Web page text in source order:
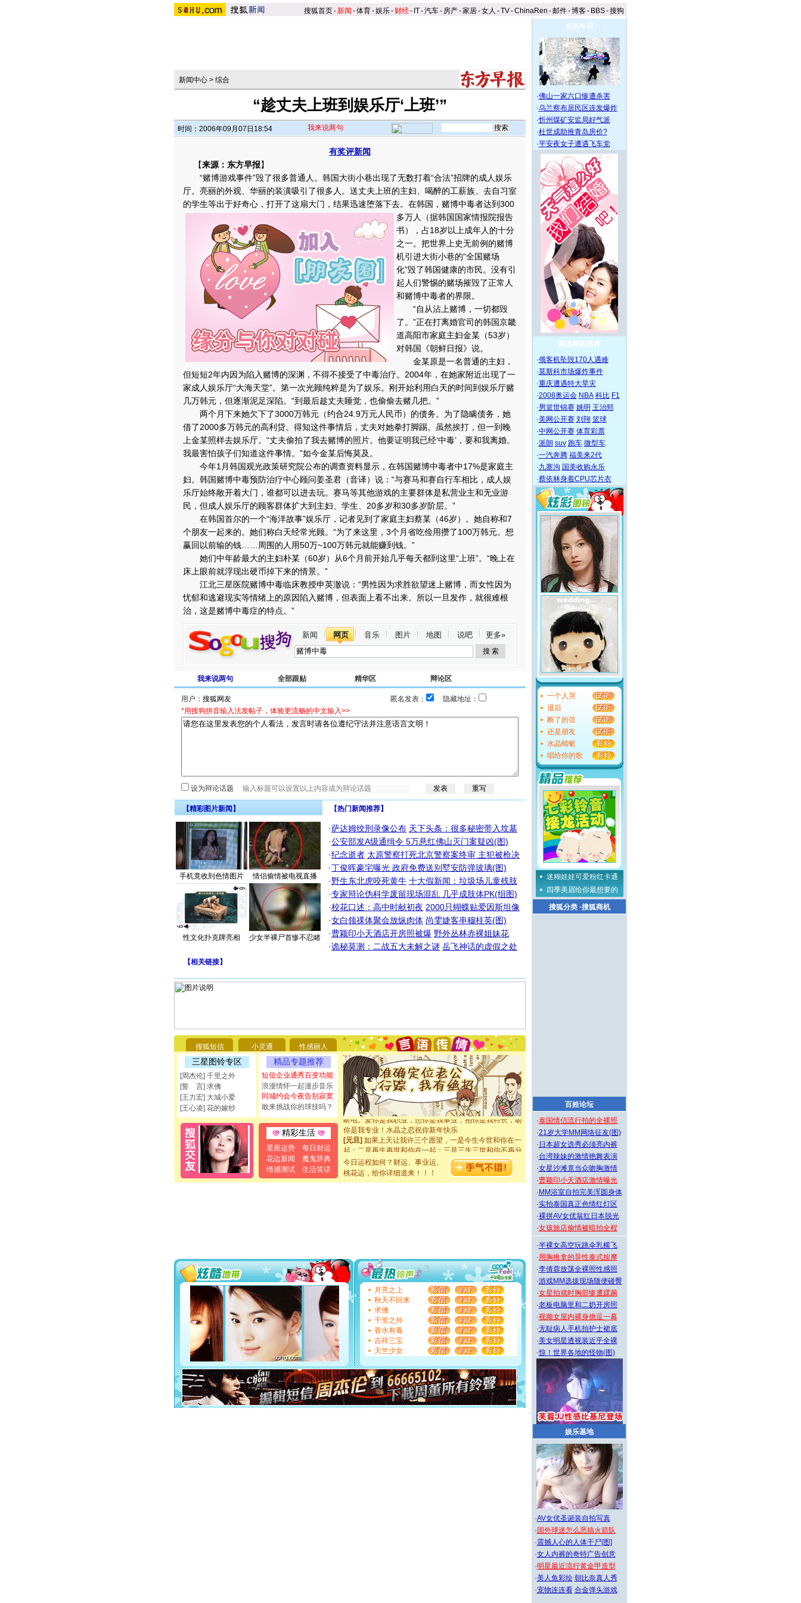
搜狐首页-新闻 -体育-娱乐- 财经- IT-汽车- 房产-家居-女人 -TV-ChinaRen -邮件-博客- BBS-搜狗
新闻中心 > 综合
“趁丈夫上班到娱乐厅‘上班’”
时间：2006年09月07日18:54 我来说两句
有奖评新闻
【来源：东方早报】
“赌博游戏事件”毁了很多普通人。韩国大街小巷出现了无数打着“合法”招牌的成人娱乐
厅。亮丽的外观、华丽的装潢吸引了很多人。送丈夫上班的主妇、喝醉的工薪族、去自习室
的学生等出于好奇心，打开了这扇大门，结果迅速堕落下去。 在韩国，赌博中毒者达到300
多万人（据韩国国家情报院报告
书），占18岁以上成年人的十分
之一。把世界上史无前例的赌博
机引进大街小巷的“全国赌场
化”毁了韩国健康的市民。没有引
起人们警惕的赌场摧毁了正常人
和赌博中毒者的界限。
“自从沾上赌博，一切都毁
了。”正在打离婚官司的韩国京畿
道高阳市家庭主妇金某（53岁）
对韩国《朝鲜日报》说。
金某原是一名普通的主妇，
但短短2年内因为陷入赌博的深渊，不得不接受了中毒治疗。2004年，在她家附近出现了一
家成人娱乐厅“大海天堂”。第一次光顾纯粹是为了娱乐。刚开始利用白天的时间到娱乐厅赌
几万韩元，但逐渐泥足深陷。“到最后趁丈夫睡觉，也偷偷去赌几把。”
两个月下来她欠下了3000万韩元（约合24.9万元人民币）的债务。为了隐瞒债务，她
借了2000多万韩元的高利贷。得知这件事情后，丈夫对她拳打脚踢。虽然挨打，但一到晚
上金某照样去娱乐厅。“丈夫偷拍了我去赌博的照片。他要证明我已经‘中毒’，要和我离婚。
我最害怕孩子们知道这件事情。”如今金某后悔莫及。
今年1月韩国观光政策研究院公布的调查资料显示，在韩国赌博中毒者中17%是家庭主
妇。韩国赌博中毒预防治疗中心顾问姜圣君（音译）说：“与赛马和赛自行车相比，成人娱
乐厅始终敞开着大门，谁都可以进去玩。赛马等其他游戏的主要群体是私营业主和无业游
民，但成人娱乐厅的顾客群体扩大到主妇、学生、20多岁和30多岁阶层。”
在韩国首尔的一个“海洋故事”娱乐厅，记者见到了家庭主妇蔡某（46岁）。她自称和7
个朋友一起来的。她们称白天经常光顾。“为了来这里，3个月省吃俭用攒了100万韩元。想
赢回以前输的钱……周围的人用50万~100万韩元就能赚到钱。”
她们中年龄最大的主妇朴某（60岁）从6个月前开始几乎每天都到这里“上班”。“晚上在
床上眼前就浮现出硬币掉下来的情景。”
江北三星医院赌博中毒临床教授申英澈说：“男性因为求胜欲望迷上赌博，而女性因为
忧郁和逃避现实等情绪上的原因陷入赌博，但表面上看不出来。所以一旦发作，就很难根
治，这是赌博中毒症的特点。”
新闻 网页 音乐 图片 地图 说吧 更多»
我来说两句 全部跟贴 精华区 辩论区
用户： 匿名发表：
隐藏地址：
*用搜狗拼音输入法发帖子，体验更流畅的中文输入>>
设为辩论话题
【精彩图片新闻】
手机竟收到色情图片 情侣偷情被电视直播
性文化扑克牌亮相 少女半裸尸首惨不忍睹
【热门新闻推荐】
·萨达姆绞刑录像公布 天下头条：很多秘密带入坟墓
·公安部发A级通缉令 5万悬红佛山灭门案疑凶(图)
·纪念逝者 太原警察打死北京警察案终审 主犯被枪决
·丁俊晖豪宅曝光 政府免费送别墅安防弹玻璃(图)
·野生东北虎咬死黄牛 十大假新闻：垃圾场儿童残肢
·专家辩论伪科学废留现场混乱 几乎成肢体PK(组图)
·校花口述：高中时献初夜 2000只蝴蝶贴爱因斯坦像
·女白领祼体聚会放纵肉体 尚雯婕客串穆桂英(图)
·曹颖印小天酒店开房照被爆 野外丛林赤裸姐妹花
·诡秘莫测：二战五大未解之谜 岳飞神话的虚假之处
【相关链接】
搜狐短信 小灵通 性感丽人
三星图铃专区
[周杰伦] 千里之外
[誓 言] 求佛
[王力宏] 大城小爱
[王心凌] 花的嫁纱
精品专题推荐
短信企业通秀百变功能
浪漫情怀一起漫步音乐
同城约会今夜告别寂寞
敢来挑战你的球技吗？
精彩生活
星座运势
每日财运
花边新闻
魔鬼辞典
情感测试
生活笑话
要平安！千万要知足！千万不要忘记我！
[圣诞节]不只这样的日子才会想起你,而是这样的日子才
能正大光明地骚扰你,告诉你,圣诞要快乐!新年要快乐!天天
都要快乐噢!
[圣诞节]奉上一颗祝福的心,在这个特别的日子里,愿幸福,
如意,快乐,鲜花,一切美好的祝愿与你同在.圣诞快乐!
[元旦]看到你我会触电；看不到你我要充电；没有你我会
断电。爱你是我职业，想你是我事业，抱你是我特长，吻
你是我专业！水晶之恋祝你新年快乐
[元旦]如果上天让我许三个愿望，一是今生今世和你在一
起；二是再生再世和你在一起；三是三生三世和你不再分
离。水晶之恋祝你新年快乐
[元旦]当我狠下心扭头离去那一刻，你在我身后无助地哭
泣，这痛楚让我明白我多么爱你。我转身抱住你：这猪不
卖了。水晶之恋祝你新年快乐。
你太多，只有给你五千万：千万快乐！千万要健康！千万
要平安！千万要知足！千万不要忘记我！
[圣诞节]
不只这样的日子才会想起你,而是这样的日子才
能正大光明地骚扰你,告诉你,圣诞要快乐!新年要快乐!天天
都要快乐噢!
[圣诞节]
奉上一颗祝福的心,在这个特别的日子里,愿幸福,
如意,快乐,鲜花,一切美好的祝愿与你同在.圣诞快乐!
[元旦]
看到你我会触电；看不到你我要充电；没有你我会
断电。爱你是我职业，想你是我事业，抱你是我特长，吻
你是我专业！水晶之恋祝你新年快乐
[元旦]如果上天让我许三个愿望，一是今生今世和你在一
起；二是再生再世和你在一起；三是三生三世和你不再分
离。水晶之恋祝你新年快乐
[元旦]当我狠下心扭头离去那一刻，你在我身后无助地哭
泣，这痛楚让我明白我多么爱你。我转身抱住你：这猪不
今日运程如何？财运、事业运、
桃花运，给你详细道来！！！
月亮之上
秋天不回来
求佛
千里之外
香水有毒
吉祥三宝
天竺少女
点击今日
·佛山一家六口惨遭杀害
·乌兰察布居民区连发爆炸
·忻州煤矿安监局好气派
·杜世成助推青岛房价?
·平安夜女子遭遇飞车党
频道精彩推荐
·俄客机坠毁170人遇难
·莫斯科市场爆炸事件
·重庆遭遇特大旱灾
·2008奥运会 NBA 科比 F1
·男篮世锦赛 姚明 王治郅
·美网公开赛 刘翔 篮球
·中网公开赛 体育彩票
·派朗 suv 跑车 微型车
·一汽奔腾 福美来2代
·九寨沟 国美收购永乐
·蔡依林身着CPU芯片衣
一个人哭
退后
断了的弦
还是朋友
水晶蜻蜓
唱给你的歌
迷糊娃娃可爱粉红卡通
四季美眉给你最想要的
搜狐分类·搜狐商机
百姓论坛
·泰国情侣流行拍的全裸照
·21岁大学MM网络征友(图)
· 日本超女选秀必须亮内裤
·台湾辣妹的激情艳舞表演
·女星沙滩竟当众吻胸激情
·曹颖印小天酒店激情曝光
· MM浴室自拍完美浑圆身体
·实拍泰国真正色情红灯区
·裸拼AV女优翁红日本脱光
·女孩旅店偷情被暗拍全程
·半裸女高空玩跳伞乳横飞
·用胸推拿的异性泰式按摩
·李倩蓉放荡全裸照性感照
·游戏MM选拔现场随便碰臀
·女星拍戏时胸部惨遭蹂躏
·老板电脑里和二奶开房照
·视频女屋内裸身挑逗一幕
·无耻病人手机拍护士裙底
·美女明星透视装近乎全裸
·惊！世界各地的怪物(图)
娱乐基地
·AV女优圣诞装自拍写真
· 国外球迷怎么恶搞火箭队
·震撼人心的人体干尸[图]
·女人内裤的奇特广告创意
·明星最近流行黄金甲造型
·美人鱼彩绘 朝比奈真人秀
·宠物连连看 合金弹头游戏